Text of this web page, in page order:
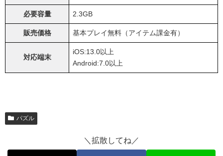
必要容量 2.3GB
販売価格 基本プレイ無料（アイテム課金有）
対応端末
iOS:13.0以上
Android:7.0以上
パズル
＼拡散してね／